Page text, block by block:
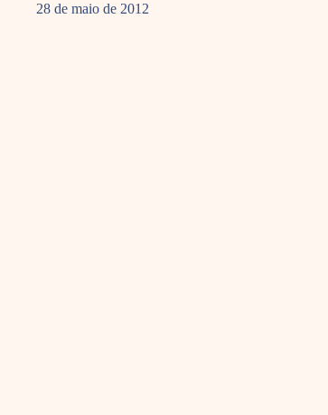
28 de maio de 2012